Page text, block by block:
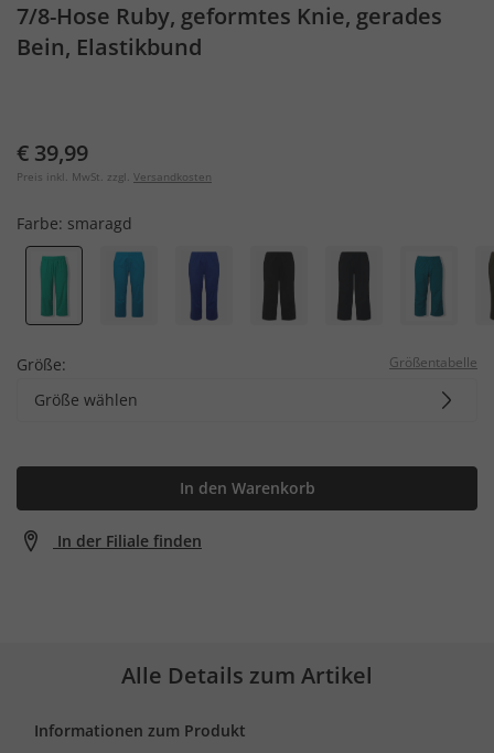
7/8-Hose Ruby, geformtes Knie, gerades
Bein, Elastikbund
€ 39,99
Preis inkl. MwSt. zzgl. Versandkosten
Farbe: smaragd
Größe: Größentabelle
Größe wählen
In den Warenkorb
In der Filiale finden
Alle Details zum Artikel
Informationen zum Produkt